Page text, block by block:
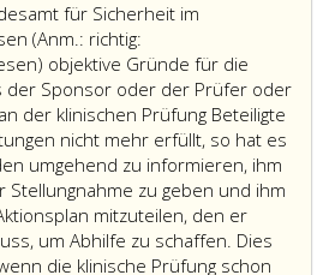
Paragraph
40,
Absatz
eins,
nicht
mehr
gegeben
sind,
oder
für Sicherheit im
(Anm.: richtig:
objektive Gründe für die
der Sponsor oder der Prüfer oder
der klinischen Prüfung Beteiligte
nicht mehr erfüllt, so hat es
umgehend zu informieren, ihm
Stellungnahme zu geben und ihm
mitzuteilen, den er
um Abhilfe zu schaffen. Dies
die klinische Prüfung schon